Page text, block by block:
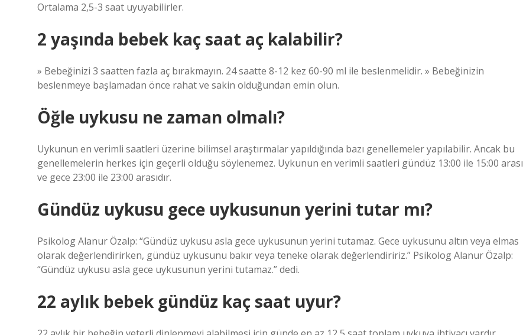
Ortalama 2,5-3 saat uyuyabilirler.
2 yaşında bebek kaç saat aç kalabilir?
» Bebeğinizi 3 saatten fazla aç bırakmayın. 24 saatte 8-12 kez 60-90 ml ile beslenmelidir. » Bebeğinizin
beslenmeye başlamadan önce rahat ve sakin olduğundan emin olun.
Öğle uykusu ne zaman olmalı?
Uykunun en verimli saatleri üzerine bilimsel araştırmalar yapıldığında bazı genellemeler yapılabilir. Ancak bu
genellemelerin herkes için geçerli olduğu söylenemez. Uykunun en verimli saatleri gündüz 13:00 ile 15:00 arası
ve gece 23:00 ile 23:00 arasıdır.
Gündüz uykusu gece uykusunun yerini tutar mı?
Psikolog Alanur Özalp: “Gündüz uykusu asla gece uykusunun yerini tutamaz. Gece uykusunu altın veya elmas
olarak değerlendirirken, gündüz uykusunu bakır veya teneke olarak değerlendiririz.” Psikolog Alanur Özalp:
“Gündüz uykusu asla gece uykusunun yerini tutamaz.” dedi.
22 aylık bebek gündüz kaç saat uyur?